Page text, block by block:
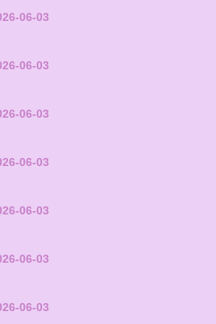
06-03
06-03
06-03
06-03
06-03
06-03
06-03